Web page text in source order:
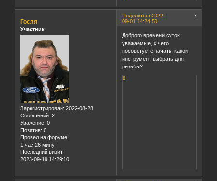
Поделиться 7
2022-
09-01 14:24:50
Госля
Участник
Зарегистрирован: 2022-08-28
Сообщений: 2
Уважение: 0
Позитив: 0
Провел на форуме:
1 час 26 минут
Последний визит:
2023-09-19 14:29:10
Доброго времени суток
уважаемые, с чего
посоветуете начать, какой
инструмент выбрать для
резьбы?
0